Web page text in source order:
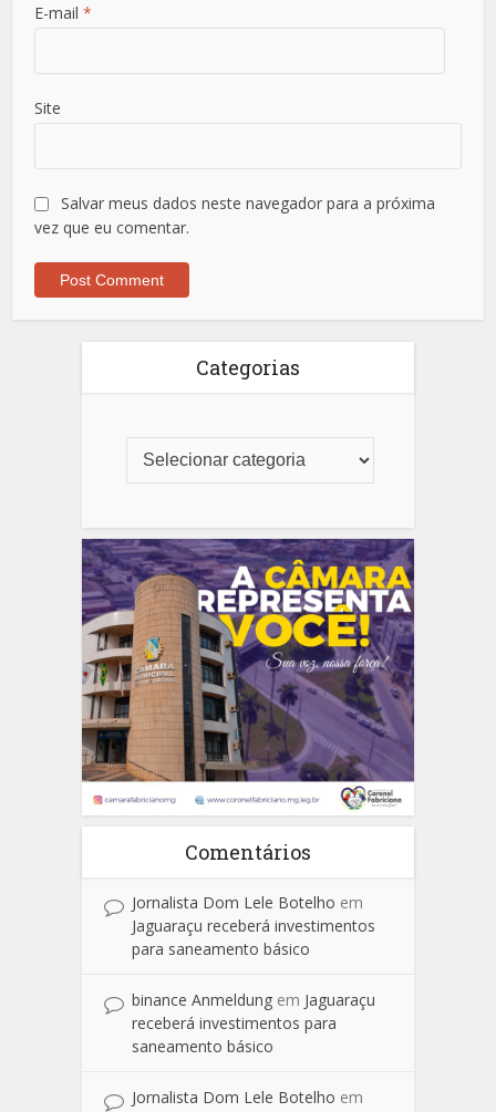
E-mail*
Site
Salvar meus dados neste navegador para a próxima
vez que eu comentar.
Categorias
Comentários
Jornalista Dom Lele Botelho em
Jaguaraçu receberá investimentos
para saneamento básico
binance Anmeldung em Jaguaraçu
receberá investimentos para
saneamento básico
Jornalista Dom Lele Botelho em